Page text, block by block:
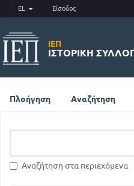
EL Είσοδος
ΙΕΠ
ΙΣΤΟΡΙΚΉ
Πλοήγηση Αναζήτηση
Αναζήτηση στα περιεχόμενα